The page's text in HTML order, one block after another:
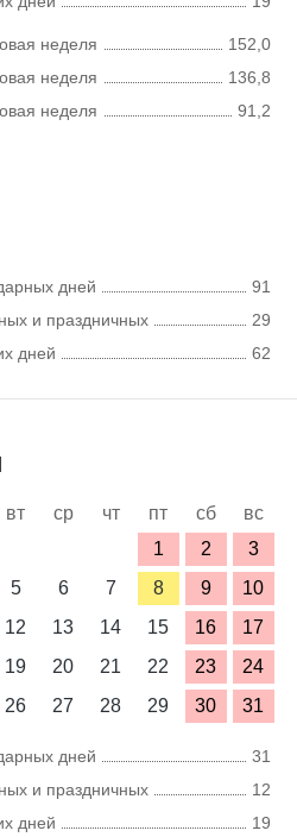
неделя
152,0
неделя
136,8
неделя
91,2
дней
91
и праздничных
29
дней
62
вт ср чт пт сб
вс
1
2
3
5 6 7 8 9
10
12 13 14 15 16
17
19 20 21 22 23
24
26 27 28 29 30 31
дней
31
и праздничных
12
дней
19